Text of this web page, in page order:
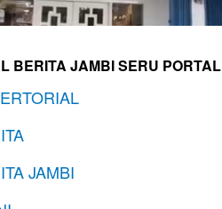
BERITA JAMBI SERU PORTAL
JAMBI